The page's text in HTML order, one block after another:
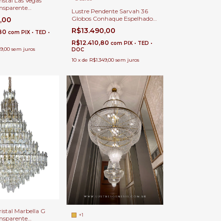
Casas com Pé
e Buffet
com PIX • TED •
sem juros
Lustre Pendente Sarvah 36
Globos Conhaque Espelhado
Base 80x80 Quadrada Para
Casas Pé Direito Duplo e Alto
R$13.490,00
R$12.410,80 com PIX • TED •
DOC
10 x de R$1.349,00 sem juros
Marbella G
+1